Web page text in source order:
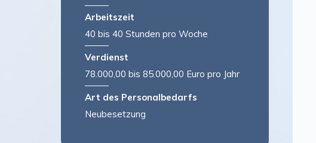
Arbeitszeit
40 bis 40 Stunden pro Woche
Verdienst
78.000,00 bis 85.000,00 Euro pro Jahr
Art des Personalbedarfs
Neubesetzung